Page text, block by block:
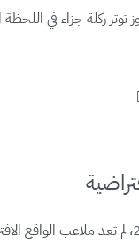
توتر ركلة جزاء في اللحظة
بحلول منتصف عام 2025، لم